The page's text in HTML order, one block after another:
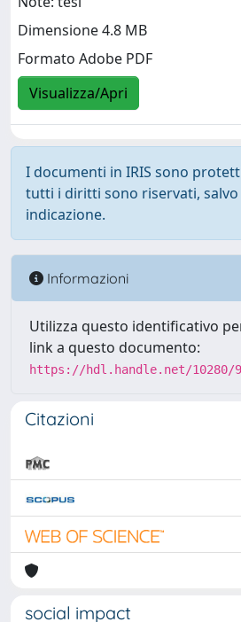
Dimensione 4.8 MB
Formato Adobe PDF
Visualizza/Apri
I documenti in IRIS sono
tutti i diritti sono riservati, salvo
indicazione.
Informazioni
Utilizza questo identificativo
link a questo documento:
https://hdl.handle.net/10280/
Citazioni
social impact